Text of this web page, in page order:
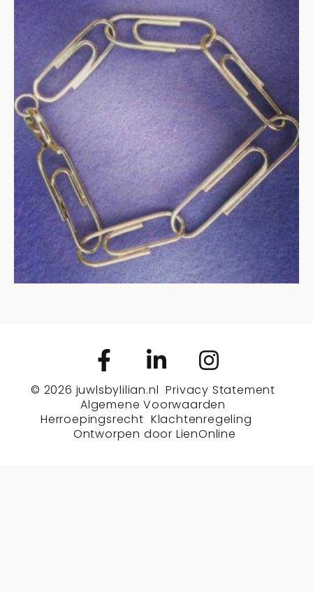
Zilveren paperclip
armband
MEER INFORMATIE
© 2026 juwlsbylilian.nl Privacy Statement
Algemene Voorwaarden
Herroepingsrecht Klachtenregeling
Ontworpen door LienOnline